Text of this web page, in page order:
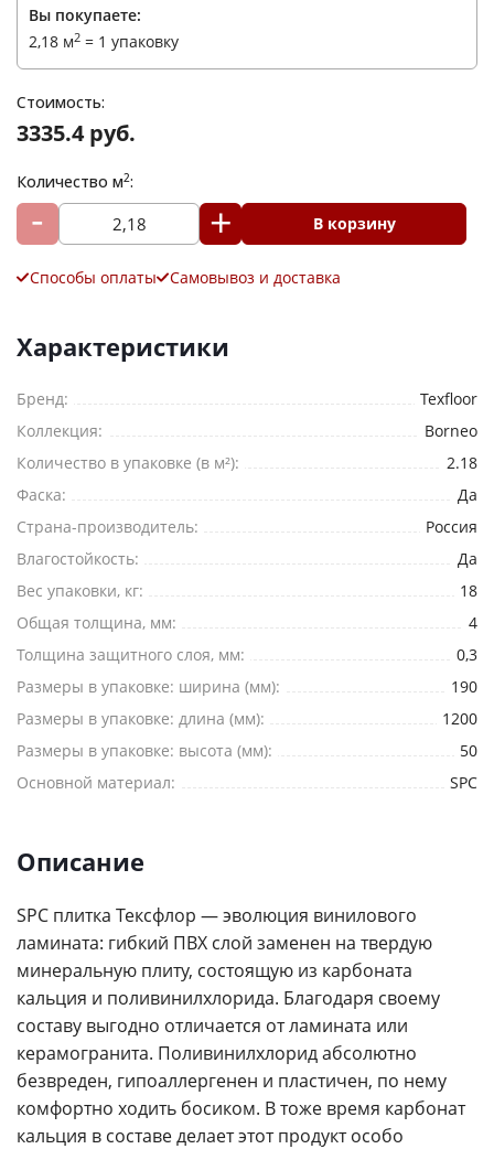
Вы покупаете:
2,18 м2 = 1 упаковку
Стоимость:
3335.4 руб.
Количество м2:
В корзину
Способы оплаты Самовывоз и доставка
Характеристики
Бренд:
Texfloor
Коллекция:
Borneo
Количество в упаковке (в м²):
2.18
Фаска:
Да
Страна-производитель:
Россия
Влагостойкость:
Да
Вес упаковки, кг:
18
Общая толщина, мм:
4
Толщина защитного слоя, мм:
0,3
Размеры в упаковке: ширина (мм):
190
Размеры в упаковке: длина (мм):
1200
Размеры в упаковке: высота (мм):
50
Основной материал:
SPC
Описание
SPC плитка Тексфлор — эволюция винилового
ламината: гибкий ПВХ слой заменен на твердую
минеральную плиту, состоящую из карбоната
кальция и поливинилхлорида. Благодаря своему
составу выгодно отличается от ламината или
керамогранита. Поливинилхлорид абсолютно
безвреден, гипоаллергенен и пластичен, по нему
комфортно ходить босиком. В тоже время карбонат
кальция в составе делает этот продукт особо
E-mail
Комментарий
*— Обязательные поля